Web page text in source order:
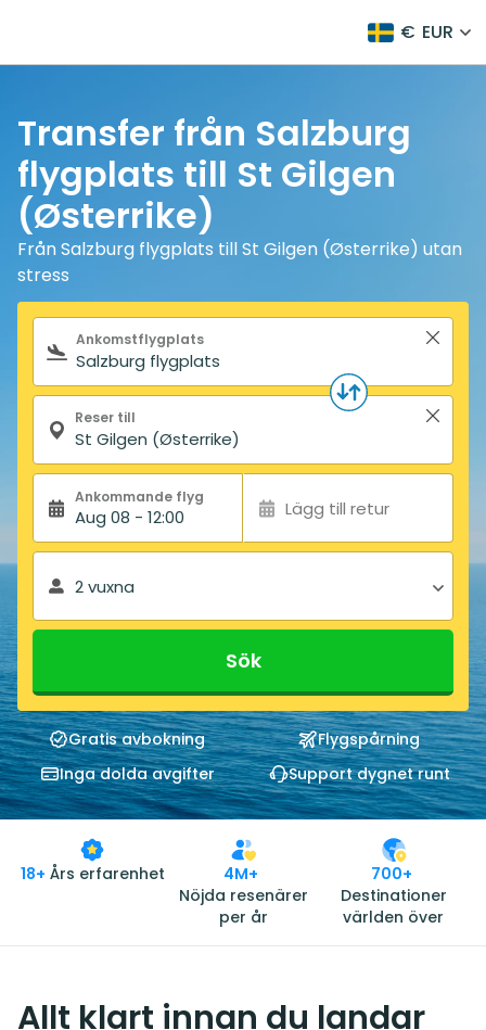
€ EUR
Transfer från Salzburg
flygplats till St Gilgen
(Østerrike)
Från Salzburg flygplats till St Gilgen (Østerrike) utan
stress
Sökformulär
Ankomstflygplats
Reser till
Ankommande flyg
Aug 08 - 12:00 Lägg till retur
2 vuxna
Sök
Gratis avbokning
Flygspårning
Inga dolda avgifter
Support dygnet runt
18+ Års erfarenhet
4M+
Nöjda resenärer
per år
700+
Destinationer
världen över
Allt klart innan du landar